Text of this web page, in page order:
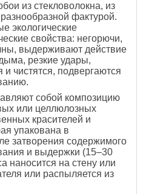
из стекловолокна, из
разнообразной фактурой.
экологические
свойства: негорючи,
выдерживают действие
резкие удары,
чистятся, подвергаются
собой композицию
или целлюлозных
красителей и
упакована в
затворения содержимого
и выдержки (15–30
наносится на стену или
или распыляется из